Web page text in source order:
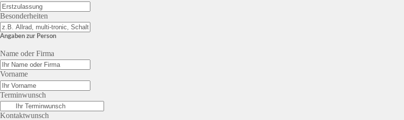
Besonderheiten
Angaben zur Person
Name oder Firma
Vorname
Terminwunsch
Kontaktwunsch